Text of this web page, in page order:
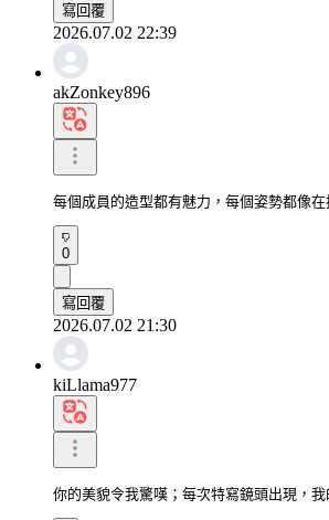
寫回覆
2026.07.02 22:39
akZonkey896
每個成員的造型都有魅力，每個姿勢都像在
0
寫回覆
2026.07.02 21:30
kiLlama977
你的美貌令我驚嘆；每次特寫鏡頭出現，